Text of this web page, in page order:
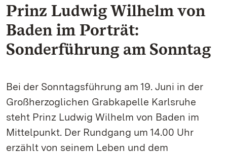
Prinz Ludwig Wilhelm von
Baden im Porträt:
Sonderführung am Sonntag
Bei der Sonntagsführung am 19. Juni in der
Großherzoglichen Grabkapelle Karlsruhe
steht Prinz Ludwig Wilhelm von Baden im
Mittelpunkt. Der Rundgang um 14.00 Uhr
erzählt von seinem Leben und dem